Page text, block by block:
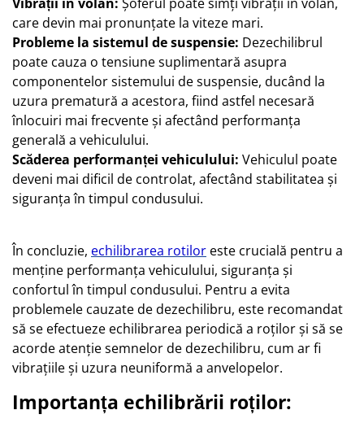
care devin mai pronunțate la viteze mari.
Probleme la sistemul de suspensie: Dezechilibrul
poate cauza o tensiune suplimentară asupra
componentelor sistemului de suspensie, ducând la
uzura prematură a acestora, fiind astfel necesară
înlocuiri mai frecvente și afectând performanța
generală a vehiculului.
Scăderea performanței vehiculului: Vehiculul poate
deveni mai dificil de controlat, afectând stabilitatea și
siguranța în timpul condusului.
În concluzie, echilibrarea rotilor este crucială pentru a
menține performanța vehiculului, siguranța și
confortul în timpul condusului. Pentru a evita
problemele cauzate de dezechilibru, este recomandat
să se efectueze echilibrarea periodică a roților și să se
acorde atenție semnelor de dezechilibru, cum ar fi
vibrațiile și uzura neuniformă a anvelopelor.
Importanța echilibrării roților: